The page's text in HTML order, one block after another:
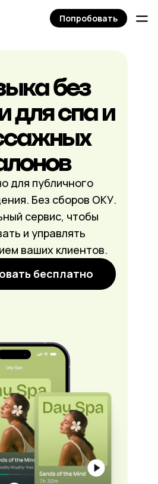
без
для спа и
для публичного
Без сборов ОКУ.
сервис, чтобы
и управлять
ваших клиентов.
бесплатно
Попробовать